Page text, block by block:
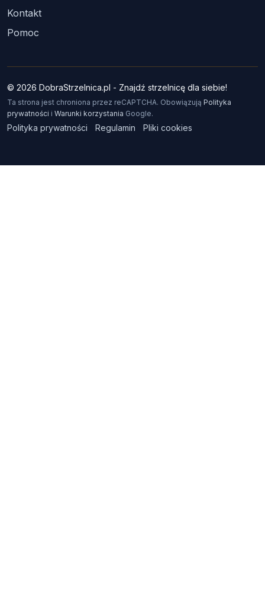
Kontakt
Pomoc
© 2026 DobraStrzelnica.pl - Znajdź strzelnicę dla siebie!
Ta strona jest chroniona przez reCAPTCHA. Obowiązują Polityka
prywatności i Warunki korzystania Google.
Polityka prywatności Regulamin Pliki cookies